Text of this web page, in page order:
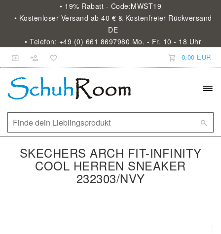
• 19% Rabatt - Code:MWST19
• Kostenloser Versand ab 40 € & Kostenfreier Rückversand
DE
• Telefon: +49 (0) 661 8697980 Mo. - Fr. 10 - 18 Uhr
0,00 EUR
SKECHERS ARCH FIT-INFINITY
COOL HERREN SNEAKER
232303/NVY